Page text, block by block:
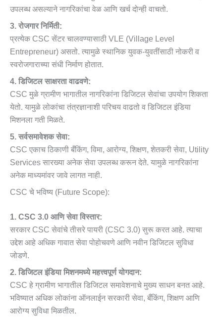
उपलब्ध असल्याने नागरिकांचा वेळ आणि खर्च दोन्ही वाचतो.
3. रोजगार निर्मिती:
प्रत्येक CSC सेंटर चालवण्यासाठी VLE (Village Level
Entrepreneur) असतो. त्यामुळे स्थानिक युवक-युवतींसाठी नोकरी व
स्वरोजगाराच्या संधी निर्माण होतात.
4. डिजिटल साक्षरता वाढवणे:
CSC मुळे ग्रामीण भागातील नागरिकांना डिजिटल सेवांचा उपयोग शिकता
येतो. यामुळे लोकांचा तंत्रज्ञानाशी परिचय वाढतो व डिजिटल इंडिया
मिशनला गती मिळते.
5. सर्वसमावेशक सेवा:
CSC एकाच ठिकाणी बँकिंग, विमा, आरोग्य, शिक्षण, शेतकरी सेवा, Utility
Services सारख्या अनेक सेवा उपलब्ध करून देते. यामुळे नागरिकांना
अनेक माध्यमांवर जावे लागत नाही.
CSC चे भविष्य (Future Scope):
1. CSC 3.0 आणि सेवा विस्तार:
सरकार CSC सेवांचे तीसरे पायरी (CSC 3.0) सुरू करत आहे. त्याचा
उद्देश आहे अधिक गावात सेवा पोहोचवणे आणि नवीन डिजिटल सुविधा
जोडणे.
2. डिजिटल इंडिया मिशनमध्ये महत्त्वपूर्ण योगदान:
CSC हे ग्रामीण भागातील डिजिटल समावेशनाचे मुख्य साधन बनत आहे.
भविष्यात अधिक लोकांना ऑनलाईन सरकारी सेवा, बँकिंग, शिक्षण आणि
आरोग्य सुविधा मिळतील.